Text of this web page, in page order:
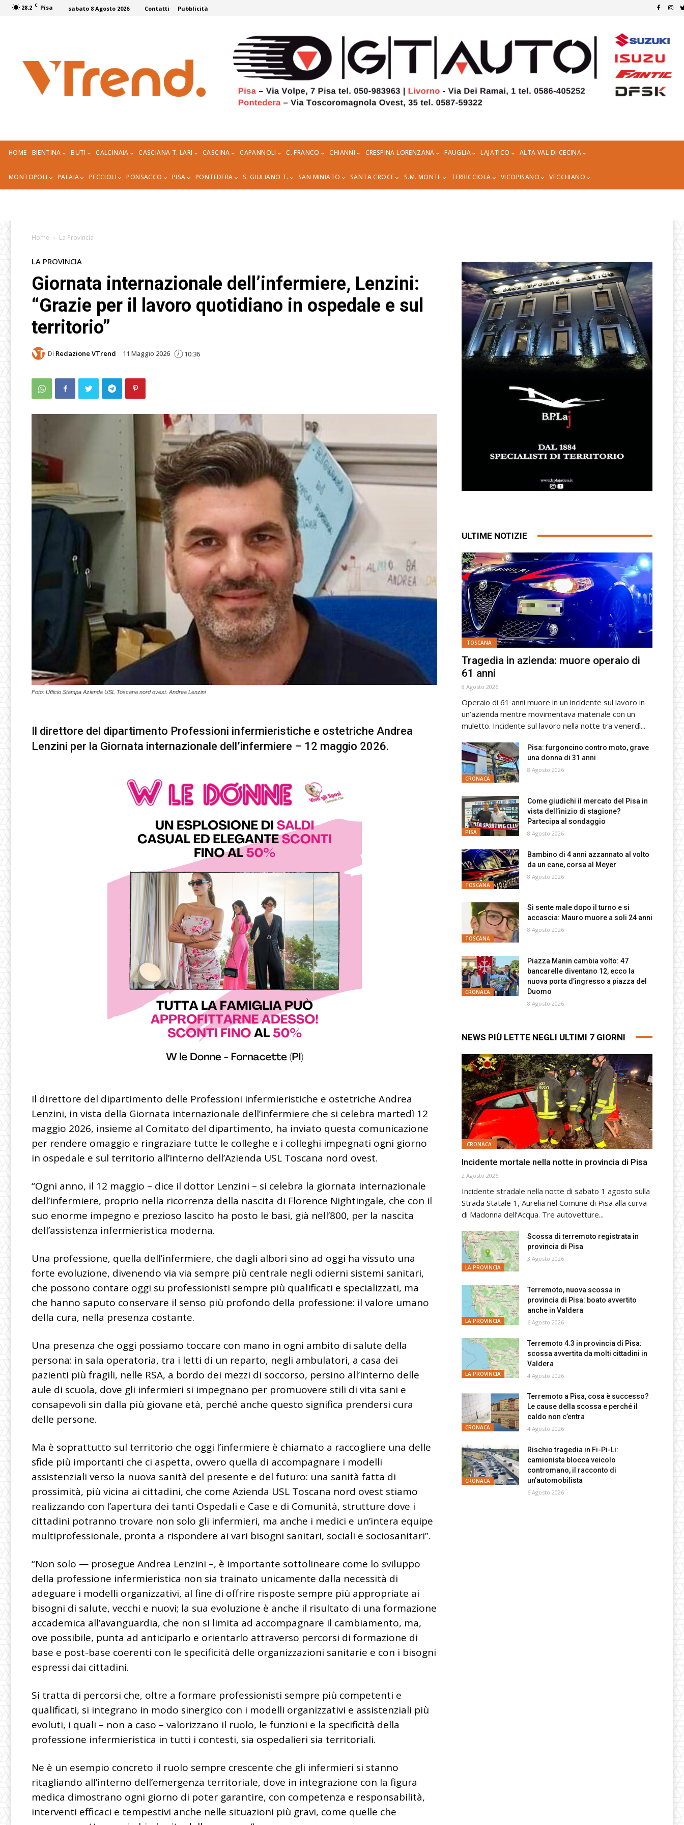
28.2 C Pisa sabato 8 Agosto 2026 Contatti Pubblicità
HOME BIENTINA BUTI CALCINAIA CASCIANA T. LARI CASCINA CAPANNOLI C. FRANCO CHIANNI CRESPINA LORENZANA FAUGLIA LAJATICO ALTA VAL DI CECINA
MONTOPOLI PALAIA PECCIOLI PONSACCO PISA PONTEDERA S. GIULIANO T. SAN MINIATO SANTA CROCE S.M. MONTE TERRICCIOLA VICOPISANO VECCHIANO
Home La Provincia
LA PROVINCIA
Giornata internazionale dell’infermiere, Lenzini:
“Grazie per il lavoro quotidiano in ospedale e sul
territorio”
Di Redazione VTrend 11 Maggio 2026 10:36
Foto: ‍Ufficio Stampa Azienda USL Toscana nord ovest. Andrea Lenzini
Il direttore del dipartimento Professioni infermieristiche e ostetriche Andrea
Lenzini per la Giornata internazionale dell’infermiere – 12 maggio 2026.
Il direttore del dipartimento delle Professioni infermieristiche e ostetriche Andrea
Lenzini, in vista della Giornata internazionale dell’infermiere che si celebra martedì 12
maggio 2026, insieme al Comitato del dipartimento, ha inviato questa comunicazione
per rendere omaggio e ringraziare tutte le colleghe e i colleghi impegnati ogni giorno
in ospedale e sul territorio all’interno dell’Azienda USL Toscana nord ovest.
“Ogni anno, il 12 maggio – dice il dottor Lenzini – si celebra la giornata internazionale
dell’infermiere, proprio nella ricorrenza della nascita di Florence Nightingale, che con il
suo enorme impegno e prezioso lascito ha posto le basi, già nell’800, per la nascita
dell’assistenza infermieristica moderna.
Una professione, quella dell’infermiere, che dagli albori sino ad oggi ha vissuto una
forte evoluzione, divenendo via via sempre più centrale negli odierni sistemi sanitari,
che possono contare oggi su professionisti sempre più qualificati e specializzati, ma
che hanno saputo conservare il senso più profondo della professione: il valore umano
della cura, nella presenza costante.
Una presenza che oggi possiamo toccare con mano in ogni ambito di salute della
persona: in sala operatoria, tra i letti di un reparto, negli ambulatori, a casa dei
pazienti più fragili, nelle RSA, a bordo dei mezzi di soccorso, persino all’interno delle
aule di scuola, dove gli infermieri si impegnano per promuovere stili di vita sani e
consapevoli sin dalla più giovane età, perché anche questo significa prendersi cura
delle persone.
Ma è soprattutto sul territorio che oggi l’infermiere è chiamato a raccogliere una delle
sfide più importanti che ci aspetta, ovvero quella di accompagnare i modelli
assistenziali verso la nuova sanità del presente e del futuro: una sanità fatta di
prossimità, più vicina ai cittadini, che come Azienda USL Toscana nord ovest stiamo
realizzando con l’apertura dei tanti Ospedali e Case e di Comunità, strutture dove i
cittadini potranno trovare non solo gli infermieri, ma anche i medici e un’intera equipe
multiprofessionale, pronta a rispondere ai vari bisogni sanitari, sociali e sociosanitari”.
“Non solo — prosegue Andrea Lenzini –, è importante sottolineare come lo sviluppo
della professione infermieristica non sia trainato unicamente dalla necessità di
adeguare i modelli organizzativi, al fine di offrire risposte sempre più appropriate ai
bisogni di salute, vecchi e nuovi; la sua evoluzione è anche il risultato di una formazione
accademica all’avanguardia, che non si limita ad accompagnare il cambiamento, ma,
ove possibile, punta ad anticiparlo e orientarlo attraverso percorsi di formazione di
base e post-base coerenti con le specificità delle organizzazioni sanitarie e con i bisogni
espressi dai cittadini.
Si tratta di percorsi che, oltre a formare professionisti sempre più competenti e
qualificati, si integrano in modo sinergico con i modelli organizzativi e assistenziali più
evoluti, i quali – non a caso – valorizzano il ruolo, le funzioni e la specificità della
professione infermieristica in tutti i contesti, sia ospedalieri sia territoriali.
Ne è un esempio concreto il ruolo sempre crescente che gli infermieri si stanno
ritagliando all’interno dell’emergenza territoriale, dove in integrazione con la figura
medica dimostrano ogni giorno di poter garantire, con competenza e responsabilità,
interventi efficaci e tempestivi anche nelle situazioni più gravi, come quelle che
ULTIME NOTIZIE
TOSCANA
Tragedia in azienda: muore operaio di
61 anni
8 Agosto 2026
Operaio di 61 anni muore in un incidente sul lavoro in
un’azienda mentre movimentava materiale con un
muletto. Incidente sul lavoro nella notte tra venerdì...
CRONACA
Pisa: furgoncino contro moto, grave
una donna di 31 anni
8 Agosto 2026
PISA
Come giudichi il mercato del Pisa in
vista dell’inizio di stagione?
Partecipa al sondaggio
8 Agosto 2026
TOSCANA
Bambino di 4 anni azzannato al volto
da un cane, corsa al Meyer
8 Agosto 2026
TOSCANA
Si sente male dopo il turno e si
accascia: Mauro muore a soli 24 anni
8 Agosto 2026
CRONACA
Piazza Manin cambia volto: 47
bancarelle diventano 12, ecco la
nuova porta d’ingresso a piazza del
Duomo
8 Agosto 2026
NEWS PIÙ LETTE NEGLI ULTIMI 7 GIORNI
CRONACA
Incidente mortale nella notte in provincia di Pisa
2 Agosto 2026
Incidente stradale nella notte di sabato 1 agosto sulla
Strada Statale 1, Aurelia nel Comune di Pisa alla curva
di Madonna dell’Acqua. Tre autovetture...
LA PROVINCIA
Scossa di terremoto registrata in
provincia di Pisa
3 Agosto 2026
LA PROVINCIA
Terremoto, nuova scossa in
provincia di Pisa: boato avvertito
anche in Valdera
6 Agosto 2026
LA PROVINCIA
Terremoto 4.3 in provincia di Pisa:
scossa avvertita da molti cittadini in
Valdera
4 Agosto 2026
CRONACA
Terremoto a Pisa, cosa è successo?
Le cause della scossa e perché il
caldo non c’entra
4 Agosto 2026
CRONACA
Rischio tragedia in Fi-Pi-Li:
camionista blocca veicolo
contromano, il racconto di
un’automobilista
6 Agosto 2026